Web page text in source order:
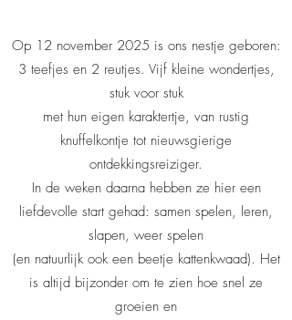
Op 12 november 2025 is ons nestje geboren:
3 teefjes en 2 reutjes. Vijf kleine wondertjes,
stuk voor stuk
met hun eigen karaktertje, van rustig
knuffelkontje tot nieuwsgierige
ontdekkingsreiziger.
In de weken daarna hebben ze hier een
liefdevolle start gehad: samen spelen, leren,
slapen, weer spelen
(en natuurlijk ook een beetje kattenkwaad). Het
is altijd bijzonder om te zien hoe snel ze
groeien en